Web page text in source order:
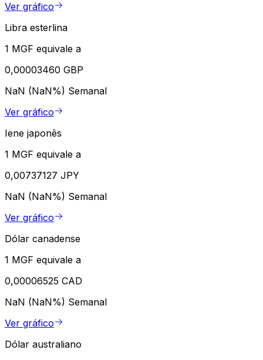
Ver gráfico
Libra esterlina
1 MGF equivale a
0,00003460 GBP
NaN (NaN%) Semanal
Ver gráfico
Iene japonês
1 MGF equivale a
0,00737127 JPY
NaN (NaN%) Semanal
Ver gráfico
Dólar canadense
1 MGF equivale a
0,00006525 CAD
NaN (NaN%) Semanal
Ver gráfico
Dólar australiano